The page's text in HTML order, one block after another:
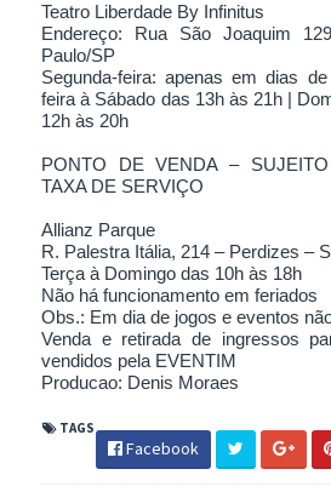
Teatro Liberdade By Infinitus
Endereço: Rua São Joaquim
Paulo/SP
Segunda-feira: apenas em dias
feira à Sábado das 13h às 21h |
12h às 20h
PONTO DE VENDA –
TAXA DE SERVIÇO
Allianz Parque
R. Palestra Itália, 214 – Perdizes –
Terça à Domingo das 10h às 18h
Não há funcionamento em feriados
Obs.: Em dia de jogos e eventos
Venda e retirada de ingressos
vendidos pela EVENTIM
Producao: Denis Moraes
TAGS
Facebook